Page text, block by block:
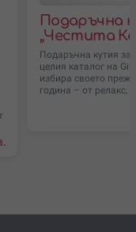
gifto.bg, след което
и да
свободните
преживяване.
да се променят
условия.
Подаръчна
„Честита
Подаръчна кутия за
целия каталог на
избира своето
година – от релакс,